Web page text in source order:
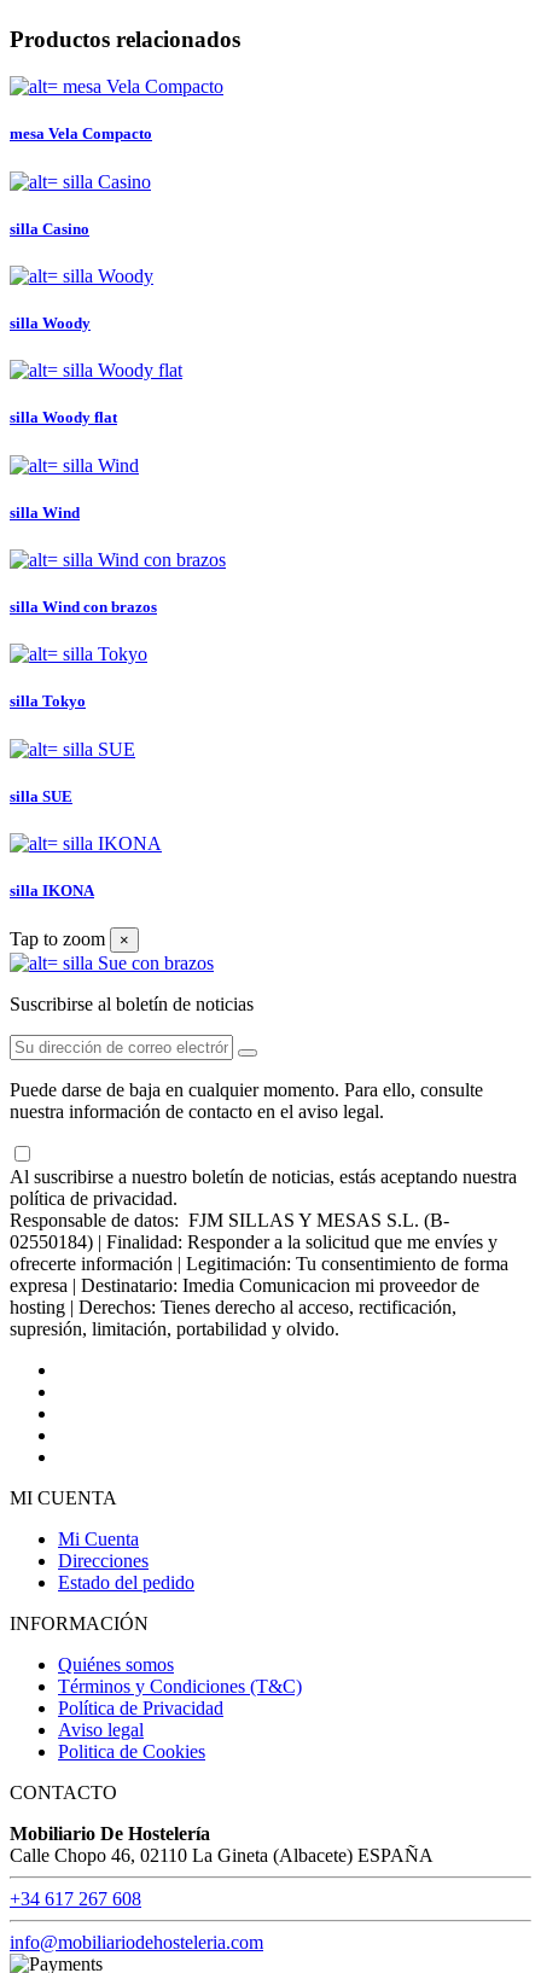
Productos relacionados
mesa Vela Compacto
silla Casino
silla Woody
silla Woody flat
silla Wind
silla Wind con brazos
silla Tokyo
silla SUE
silla IKONA
Tap to zoom ×
Suscribirse al boletín de noticias
Puede darse de baja en cualquier momento. Para ello, consulte
nuestra información de contacto en el aviso legal.
Al suscribirse a nuestro boletín de noticias, estás aceptando nuestra
política de privacidad.
Responsable de datos: FJM SILLAS Y MESAS S.L. (B-
02550184) | Finalidad: Responder a la solicitud que me envíes y
ofrecerte información | Legitimación: Tu consentimiento de forma
expresa | Destinatario: Imedia Comunicacion mi proveedor de
hosting | Derechos: Tienes derecho al acceso, rectificación,
supresión, limitación, portabilidad y olvido.
MI CUENTA
Mi Cuenta
Direcciones
Estado del pedido
INFORMACIÓN
Quiénes somos
Términos y Condiciones (T&C)
Política de Privacidad
Aviso legal
Politica de Cookies
CONTACTO
Mobiliario De Hostelería
Calle Chopo 46, 02110 La Gineta (Albacete) ESPAÑA
+34 617 267 608
info@mobiliariodehosteleria.com